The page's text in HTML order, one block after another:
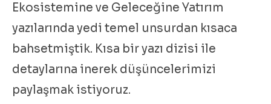
Ekosistemine ve Geleceğine Yatırım
yazılarında yedi temel unsurdan kısaca
bahsetmiştik. Kısa bir yazı dizisi ile
detaylarına inerek düşüncelerimizi
paylaşmak istiyoruz.